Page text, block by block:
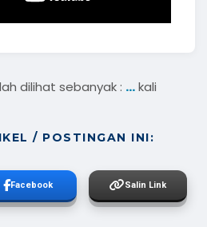
dilihat sebanyak : ...kali
/ POSTINGAN INI:
Facebook Salin Link